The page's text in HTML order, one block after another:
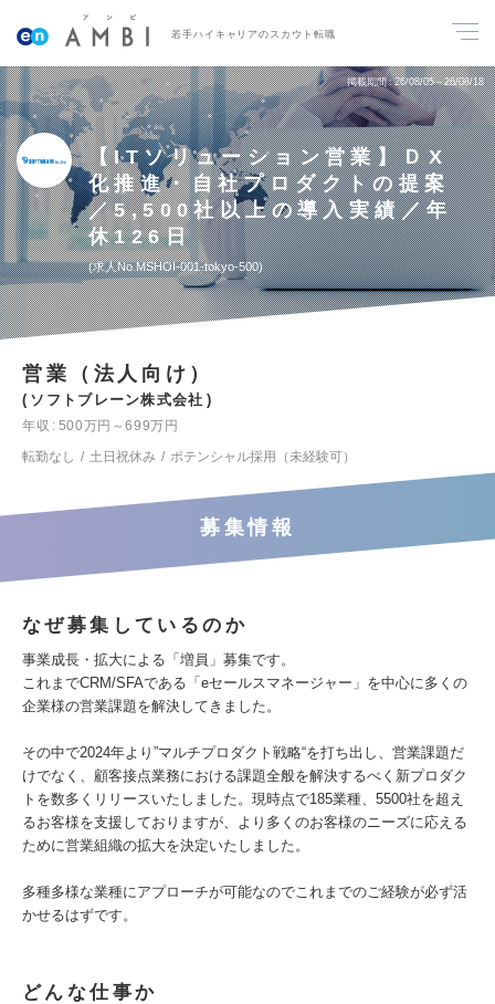
若手ハイキャリアのスカウト転職
掲載期間 26/08/05～26/08/18
【ITソリューション営業】ＤX
化推進・自社プロダクトの提案
／5,500社以上の導入実績／年
休126日
求人No.MSHOI-001-tokyo-500
営業（法人向け）
ソフトブレーン株式会社
年収
500万円～699万円
転勤なし
土日祝休み ポテンシャル採用（未経験可）
募集情報
なぜ募集しているのか
事業成長・拡大による「増員」募集です。
これまでCRM/SFAである「eセールスマネージャー」を中心に多くの
企業様の営業課題を解決してきました。
その中で2024年より”マルチプロダクト戦略“を打ち出し、営業課題だ
けでなく、顧客接点業務における課題全般を解決するべく新プロダク
トを数多くリリースいたしました。現時点で185業種、5500社を超え
るお客様を支援しておりますが、より多くのお客様のニーズに応える
ために営業組織の拡大を決定いたしました。
多種多様な業種にアプローチが可能なのでこれまでのご経験が必ず活
かせるはずです。
どんな仕事か